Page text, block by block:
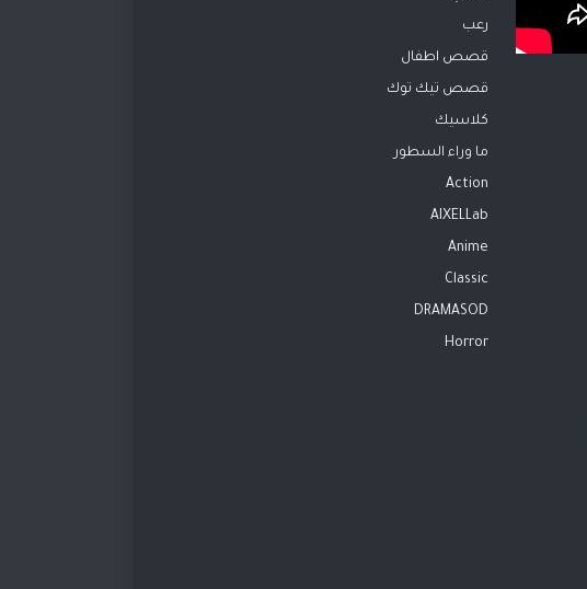
رعب
قصص اطفال
قصص تيك توك
كلاسيك
ما وراء السطور
Action
AIXELLab
Anime
Classic
DRAMASOD
Horror